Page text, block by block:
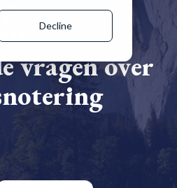
Decline
vragen over